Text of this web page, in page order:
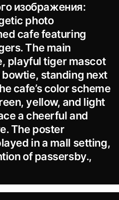
изображения:
photo
cafe featuring
The main
playful tiger mascot
standing next
cafe’s color scheme
yellow, and light
a cheerful and
The poster
in a mall setting,
of passersby.,